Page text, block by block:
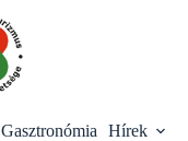
Gasztronómia Hírek